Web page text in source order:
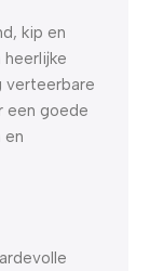
kip en
heerlijke
verteerbare
een goede
en